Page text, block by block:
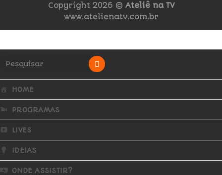
Copyright 2026 © Ateliê na TV
www.atelienatv.com.br
HOME
PROGRAMAS
LIVES
IDEIAS
ONDE ASSISTIR?